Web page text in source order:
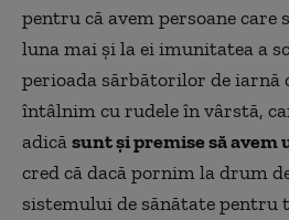
pentru că avem persoane care
luna mai și la ei imunitatea a
perioada sărbătorilor de iarnă
întâlnim cu rudele în vârstă,
adicăsunt și premise să avem
cred că dacă pornim la drum
sistemului de sănătate